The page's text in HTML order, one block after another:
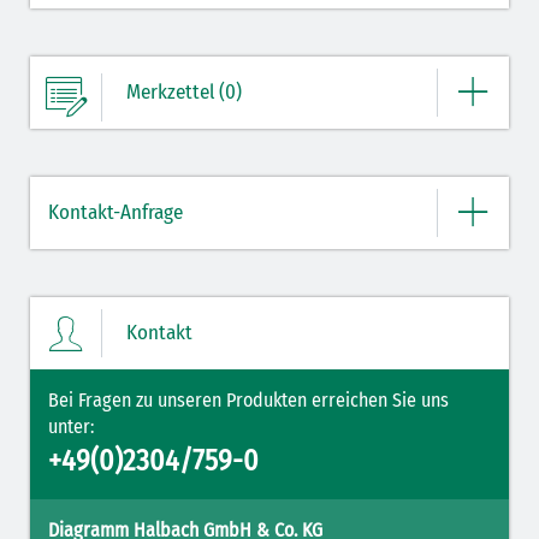
Merkzettel (0)
ZUM MERKZETTEL
Kontakt-Anfrage
Kontakt
Bei Fragen zu unseren Produkten erreichen Sie uns
unter:
+49(0)2304/759-0
Diagramm Halbach GmbH & Co. KG